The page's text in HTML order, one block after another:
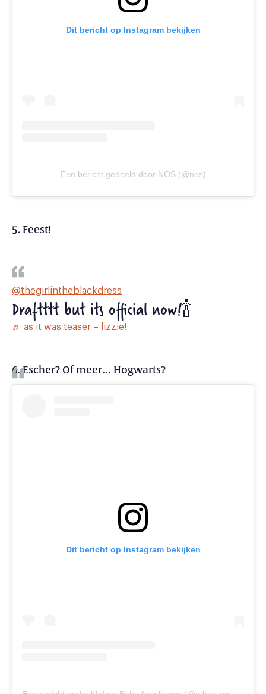
Dit bericht op Instagram bekijken
Een bericht gedeeld door NOS (@nos)
5. Feest!
@thegirlintheblackdress
Draftttt but its official now!🍾
♬ as it was teaser – lizzie!
6. Escher? Of meer… Hogwarts?
Dit bericht op Instagram bekijken